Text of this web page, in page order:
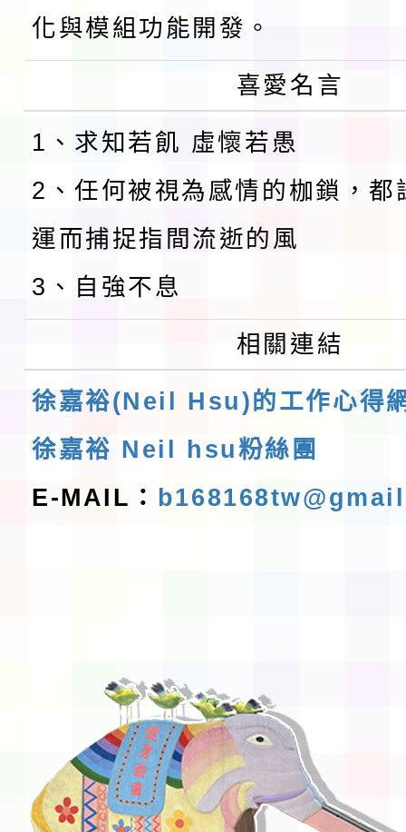
化與模組功能開發。
喜愛名言
1、求知若飢 虛懷若愚
2、任何被視為感情的枷鎖，都
運而捕捉指間流逝的風
3、自強不息
相關連結
徐嘉裕(Neil Hsu)的工作心得
徐嘉裕 Neil hsu粉絲團
E-MAIL：